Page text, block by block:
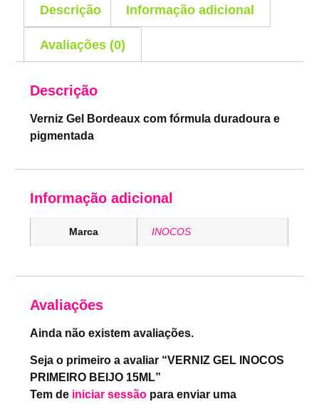
Descrição Informação adicional
Avaliações (0)
Descrição
Verniz Gel Bordeaux com fórmula duradoura e
pigmentada
Informação adicional
Marca INOCOS
Avaliações
Ainda não existem avaliações.
Seja o primeiro a avaliar “VERNIZ GEL INOCOS
PRIMEIRO BEIJO 15ML”
Tem de iniciar sessão para enviar uma